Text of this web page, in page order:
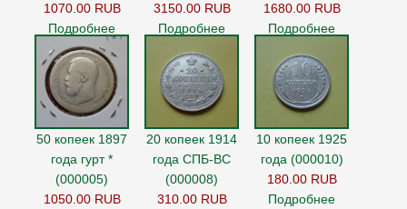
1070.00 RUB
Подробнее
3150.00 RUB
Подробнее
1680.00 RUB
Подробнее
50 копеек 1897
года гурт *
(000005)
1050.00 RUB
20 копеек 1914
года СПБ-ВС
(000008)
310.00 RUB
10 копеек 1925
года (000010)
180.00 RUB
Подробнее